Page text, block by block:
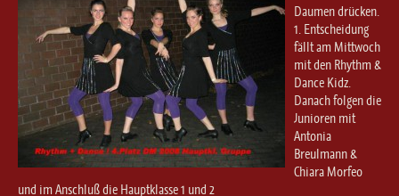
Urban Dance
Daumen drücken.
1. Entscheidung
fällt am Mittwoch
mit den Rhythm &
Dance Kidz.
Danach folgen die
Junioren mit
Antonia
Breulmann &
Chiara Morfeo
und im Anschluß die Hauptklasse 1 und 2